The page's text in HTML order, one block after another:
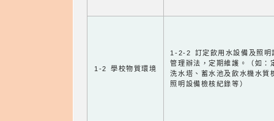
1-2 學校物質環境
1-2-2 訂定飲用水設備及照明
管理辦法，定期維護。（如：
洗水塔、蓄水池及飲水機水質
照明設備檢核紀錄等）